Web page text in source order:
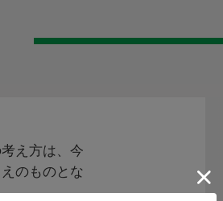
え方は、今
のものとな